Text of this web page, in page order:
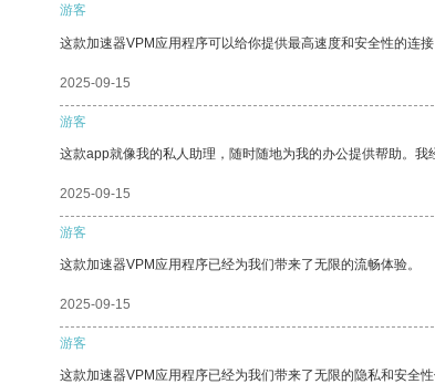
游客
这款加速器VPM应用程序可以给你提供最高速度和安全性的连
2025-09-15
游客
这款app就像我的私人助理，随时随地为我的办公提供帮助。
2025-09-15
游客
这款加速器VPM应用程序已经为我们带来了无限的流畅体验。
2025-09-15
游客
这款加速器VPM应用程序已经为我们带来了无限的隐私和安全性